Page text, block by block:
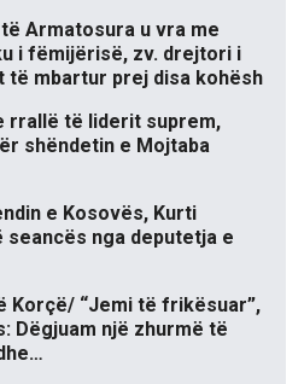
Armatosura u vra me
i fëmijërisë, zv. drejtori i
të mbartur prej disa kohësh
rrallë të liderit suprem,
shëndetin e Mojtaba
e Kosovës, Kurti
nga deputetja e
Korçë/ “Jemi të frikësuar”,
Dëgjuam një zhurmë të